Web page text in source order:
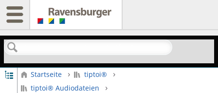
Suchen
Globale Hierarchie auf- und zuklappen
Startseite
tiptoi®
tiptoi® Audiodateien